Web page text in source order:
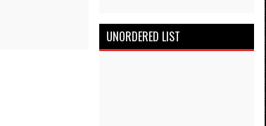
UNORDERED LIST